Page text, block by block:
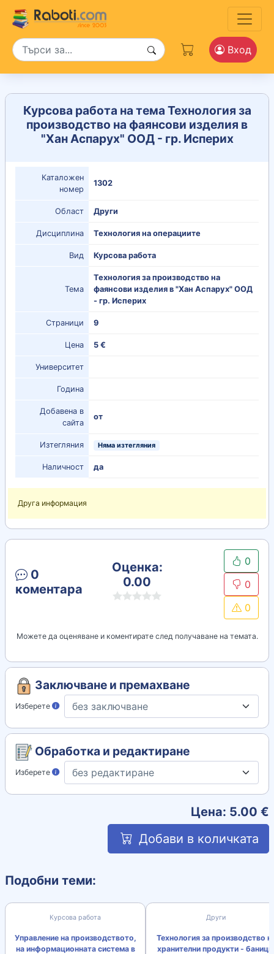
Вход
Курсова работа на тема Технология за
производство на фаянсови изделия в
"Хан Аспарух" ООД - гр. Исперих
Каталожен
номер
1302
Област Други
Дисциплина Технология на операциите
Вид Курсова работа
Тема
Технология за производство на
фаянсови изделия в "Хан Аспарух" ООД
- гр. Исперих
Страници 9
Цена 5 €
Университет
Година
Добавена в
сайта
от
Изтегляния Няма изтегляния
Наличност да
Друга информация
0
коментара
Оценка:
0.00
0
0
0
Можете да оценяване и коментирате след получаване на темата.
Заключване и премахване
Изберете
Обработка и редактиране
Изберете
Цена: 5.00 €
Добави в количката
Подобни теми:
Курсова работа
Управление на производството,
на информационната система в
Други
Технология за производство
хранителни продукти -